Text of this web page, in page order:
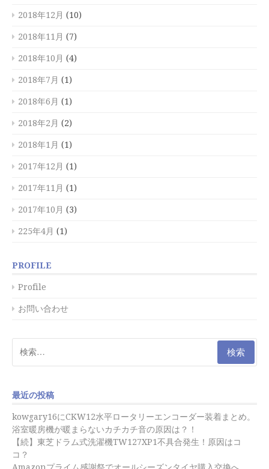
2018年12月 (10)
2018年11月 (7)
2018年10月 (4)
2018年7月 (1)
2018年6月 (1)
2018年2月 (2)
2018年1月 (1)
2017年12月 (1)
2017年11月 (1)
2017年10月 (3)
225年4月 (1)
PROFILE
Profile
お問い合わせ
索:
最近の投稿
kowgary16にCKW12水平ロータリーエンコーダー装着まとめ。
浴室暖房機が暖まらないカチカチ音の原因は？！
【続】東芝ドラム式洗濯機TW127XP1不具合発生！原因はコ
コ？